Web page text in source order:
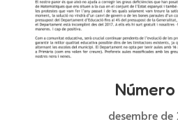
Número
desembre